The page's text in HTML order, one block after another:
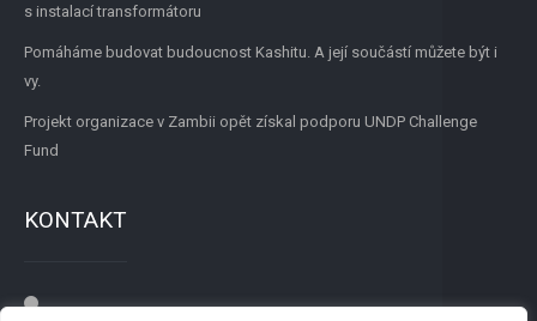
s instalací transformátoru
Pomáháme budovat budoucnost Kashitu. A její součástí můžete být i
vy.
Projekt organizace v Zambii opět získal podporu UNDP Challenge
Fund
KONTAKT